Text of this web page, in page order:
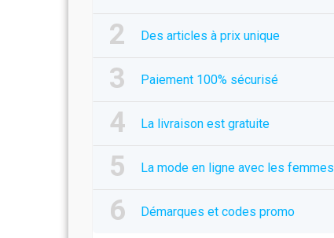
Des articles à prix unique
Paiement 100% sécurisé
La livraison est gratuite
La mode en ligne avec les femmes
Démarques et codes promo